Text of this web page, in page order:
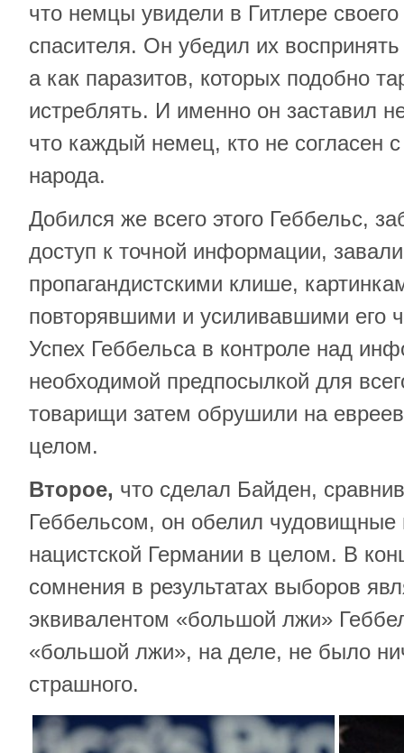
что немцы увидели в Гитлере
спасителя. Он убедил их
а как паразитов, которых подобно
истреблять. И именно он заставил
что каждый немец, кто не согласен
народа.
Добился же всего этого Геббельс,
доступ к точной информации,
пропагандистскими клише,
повторявшими и усиливавшими его
Успех Геббельса в контроле над
необходимой предпосылкой для
товарищи затем обрушили на
целом.
Второе, что сделал Байден,
Геббельсом, он обелил чудовищные
нацистской Германии в целом. В
сомнения в результатах выборов
эквивалентом «большой лжи»
«большой лжи», на деле, не было
страшного.